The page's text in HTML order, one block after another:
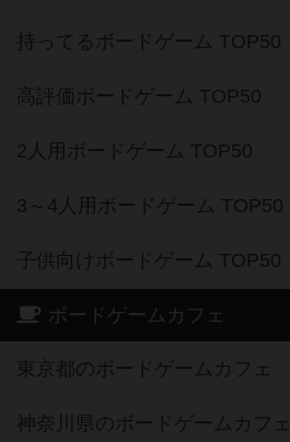
持ってるボードゲーム TOP50
高評価ボードゲーム TOP50
2人用ボードゲーム TOP50
3～4人用ボードゲーム TOP50
子供向けボードゲーム TOP50
ボードゲームカフェ
東京都のボードゲームカフェ
神奈川県のボードゲームカフェ